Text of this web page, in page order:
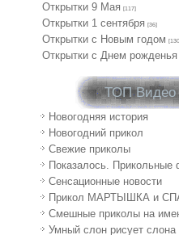
Открытки 9 Мая [117]
Открытки 1 сентября [36]
Открытки с Новым годом
Открытки с Днем рожденья
ТОП Видео
Новогодняя история
Новогодний прикол
Свежие приколы
Показалось. Прикольные
Сенсационные новости
Прикол МАРТЫШКА и
Смешные приколы на
Умный слон рисует слона